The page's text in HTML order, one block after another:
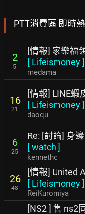
PTT消費區 即時
2
5
[情報] 家樂福
[ Lifeismoney]
medama
16
21
[情報] LINE蝦
[ Lifeismoney]
daoqu
6
25
Re: [討論] 身
[watch ]
kennetho
26
48
[情報] United
[ Lifeismoney]
ReiKuromiya
[NS2 ] 售 ns2